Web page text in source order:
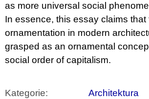
as more universal social
In essence, this essay claims that
ornamentation in modern
grasped as an ornamental
social order of capitalism.
Kategorie:
Architektura